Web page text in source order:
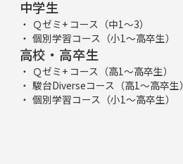
中学生
Ｑゼミ+ コース（中1～3）
個別学習コース（小1～高卒生）
高校・高卒生
Ｑゼミ+ コース（高1～高卒生）
駿台Diverseコース（高1～高卒生）
個別学習コース（小1～高卒生）